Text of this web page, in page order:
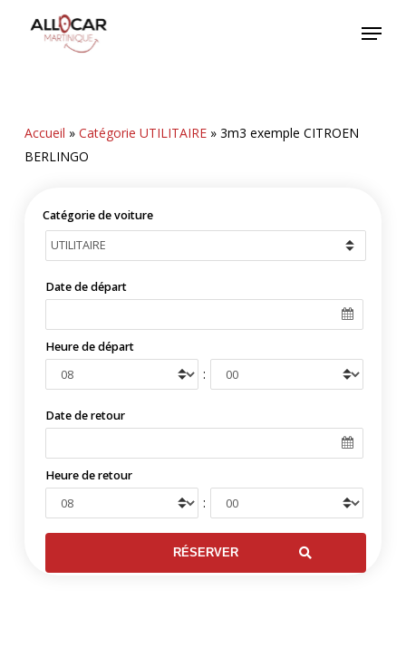
Menu
Accueil » Catégorie UTILITAIRE» 3m3 exemple CITROEN
BERLINGO
Catégorie de voiture
Date de départ
Heure de départ
:
Date de retour
Heure de retour
: